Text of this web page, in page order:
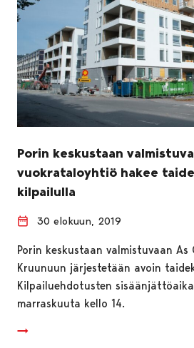
Porin keskustaan
vuokrataloyhtiö hakee
kilpailulla
30 elokuun, 2019
Porin keskustaan valmistuvaan As
Kruunuun järjestetään avoin
Kilpailuehdotusten
marraskuuta kello 14.